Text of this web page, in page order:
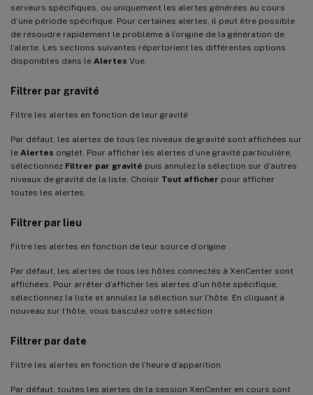
serveurs spécifiques, ou uniquement les alertes générées au cours
d’une période spécifique. Pour certaines alertes, il peut être possible
de résoudre rapidement le problème à l’origine de la génération de
l’alerte. Les sections suivantes répertorient les différentes options
disponibles dans le Alertes Vue.
Filtrer par gravité
Filtre les alertes en fonction de leur gravité
Par défaut, les alertes de tous les niveaux de gravité sont affichées sur
le Alertes onglet. Pour afficher les alertes d’une gravité particulière,
sélectionnez Filtrer par gravité puis annulez la sélection sur d’autres
niveaux de gravité de la liste. Choisir Tout afficher pour afficher
toutes les alertes.
Filtrer par lieu
Filtre les alertes en fonction de leur source d’origine
Par défaut, les alertes de tous les hôtes connectés à XenCenter sont
affichées. Pour arrêter d’afficher les alertes d’un hôte spécifique,
sélectionnez la liste et annulez la sélection sur l’hôte. En cliquant à
nouveau sur l’hôte, vous basculez votre sélection.
Filtrer par date
Filtre les alertes en fonction de l’heure d’apparition
Par défaut, toutes les alertes de la session XenCenter en cours sont